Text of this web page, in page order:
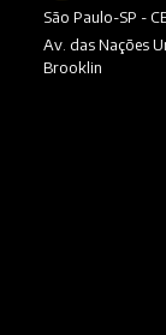
São Paulo-SP -
Av. das Nações
Brooklin